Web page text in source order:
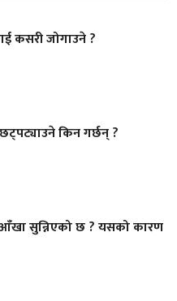
कसरी जोगाउने ?
किन गर्छन् ?
आँखा सुन्निएको छ ? यसको कारण